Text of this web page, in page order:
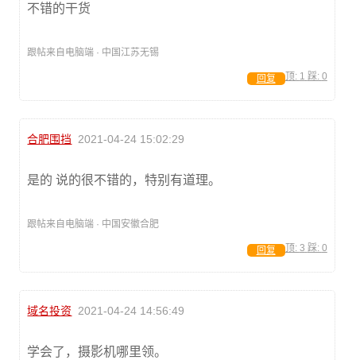
不错的干货
跟帖来自电脑端 · 中国江苏无锡
顶: 1 踩: 0
回复
合肥围挡 2021-04-24 15:02:29
是的 说的很不错的，特别有道理。
跟帖来自电脑端 · 中国安徽合肥
顶: 3 踩: 0
回复
域名投资 2021-04-24 14:56:49
学会了，摄影机哪里领。